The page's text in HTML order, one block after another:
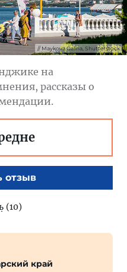
Maykova Galina, Shutterstock
на
рассказы о
отзыв
(10)
край